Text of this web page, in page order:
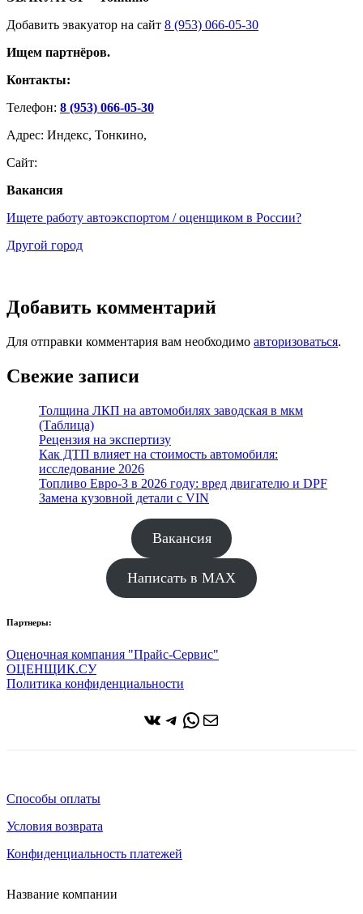
Добавить эвакуатор на сайт 8 (953) 066-05-30
Ищем партнёров.
Контакты:
Телефон: 8 (953) 066-05-30
Адрес: Индекс, Тонкино,
Сайт:
Вакансия
Ищете работу автоэкспортом / оценщиком в России?
Другой город
Добавить комментарий
Для отправки комментария вам необходимо авторизоваться.
Свежие записи
Толщина ЛКП на автомобилях заводская в мкм
(Таблица)
Рецензия на экспертизу
Как ДТП влияет на стоимость автомобиля:
исследование 2026
Топливо Евро-3 в 2026 году: вред двигателю и DPF
Замена кузовной детали с VIN
Вакансия
Написать в MAX
Партнеры:
Оценочная компания "Прайс-Сервис"
ОЦЕНЩИК.СУ
Политика конфиденциальности
ВКонтакте
Telegram
WhatsApp
Почта
Способы оплаты
Условия возврата
Конфиденциальность платежей
Название компании